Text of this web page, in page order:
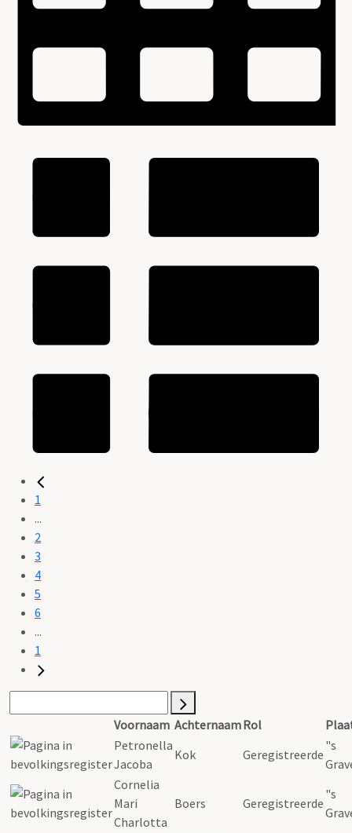
1
...
2
3
4
5
6
...
1
Voornaam AchternaamRol
Petronella
Jacoba
Kok Geregistreerde
"s
Cornelia
Mari
Charlotta
Boers Geregistreerde
"s